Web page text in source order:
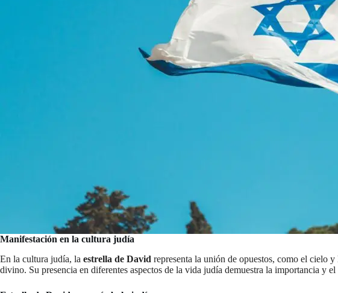
Manifestación en la cultura judía
En la cultura judía, la estrella de David representa la unión de opuestos, como el cielo
divino. Su presencia en diferentes aspectos de la vida judía demuestra la importancia y